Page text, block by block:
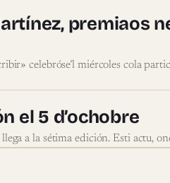
premiaos
celebróse’l miércoles cola
el 5 d’ochobre
a la sétima edición. Esti actu,